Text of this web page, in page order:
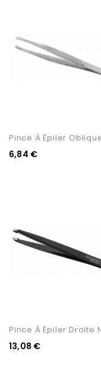
Pince À Épiler
6,84 €
Pince À Épiler Droite
13,08 €